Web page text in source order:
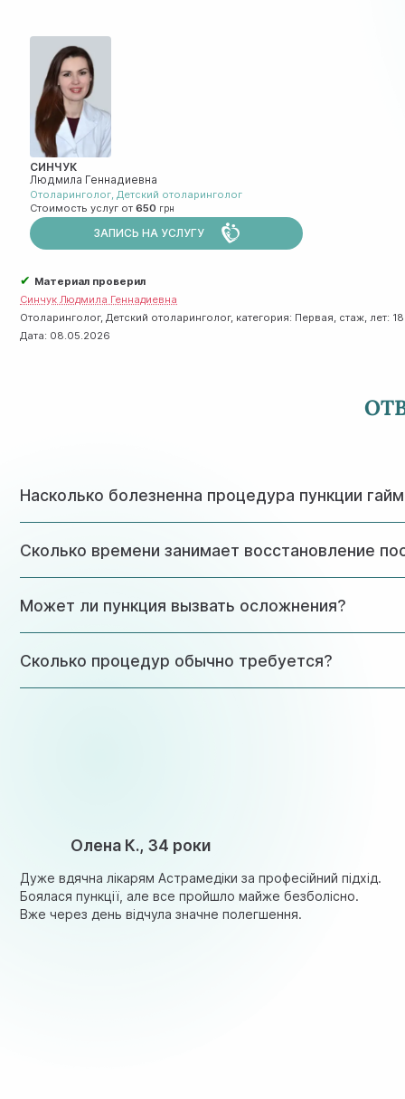
СИНЧУК
Людмила Геннадиевна
Отоларинголог,Детский отоларинголог
Стоимость услуг от650
ЗАПИСЬ НА УСЛУГУ
✔ Материал проверил
Синчук Людмила Геннадиевна
Отоларинголог, Детский отоларинголог, категория: Первая, стаж, лет: 18
Дата: 08.05.2026
Насколько болезненна процедура пункции
пункция проходит безболезненно.
Сколько времени занимает восстановление
Может ли пункция вызвать осложнения?
проходят самостоятельно.
Сколько процедур обычно требуется?
Олена К., 34 роки
Дуже вдячна лікарям Астрамедіки за професійний підхід.
Боялася пункції, але все пройшло майже безболісно.
Вже через день відчула значне полегшення.